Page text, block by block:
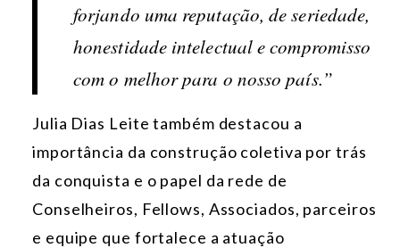
forjando uma reputação, de seriedade,
honestidade intelectual e compromisso
com o melhor para o nosso país.”
Julia Dias Leite também destacou a
importância da construção coletiva por trás
da conquista e o papel da rede de
Conselheiros, Fellows, Associados, parceiros
e equipe que fortalece a atuação